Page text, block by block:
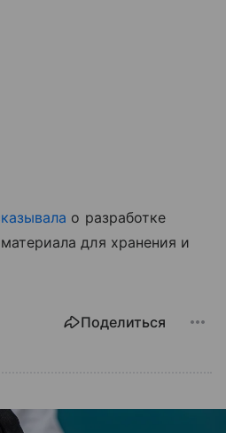
о разработке
для хранения и
Поделиться